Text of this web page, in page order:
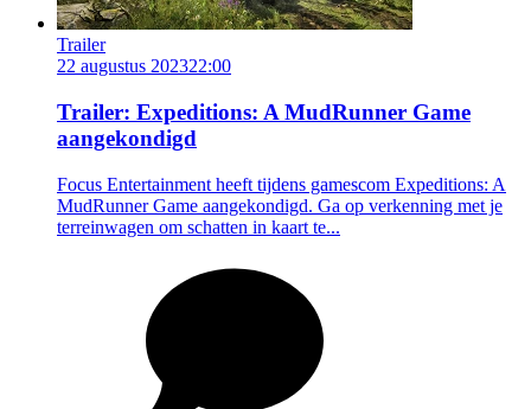
Trailer
22 augustus 202322:00
Trailer: Expeditions: A MudRunner Game
aangekondigd
Focus Entertainment heeft tijdens gamescom Expeditions: A
MudRunner Game aangekondigd. Ga op verkenning met je
terreinwagen om schatten in kaart te...